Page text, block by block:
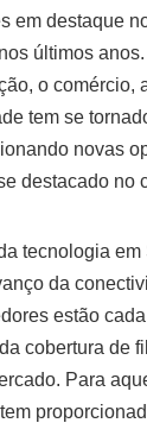
em destaque
últimos
o
tem se
novas
destacado no
tecnologia
da
estão
cobertura de
Para